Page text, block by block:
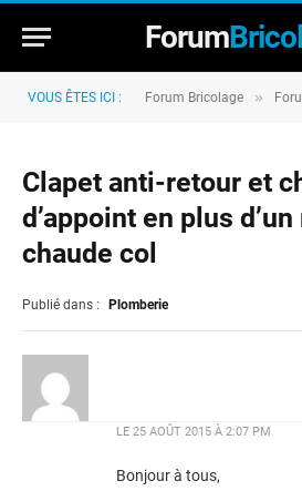
Forum
VOUS ÊTES ICI : Forum Bricolage »
Clapet anti-retour et
d’appoint en plus d’un
chaude col
Publié dans : Plomberie
LE 25 AOÛT 2015 À 2:07 PM
Bonjour à tous,